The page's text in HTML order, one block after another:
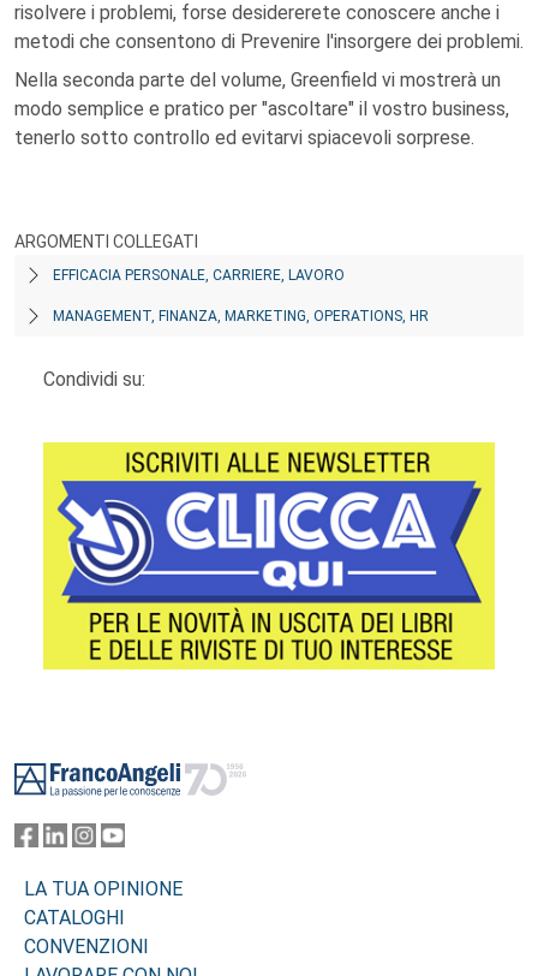
risolvere i problemi, forse desidererete conoscere anche i
metodi che consentono di Prevenire l'insorgere dei problemi.
Nella seconda parte del volume, Greenfield vi mostrerà un
modo semplice e pratico per "ascoltare" il vostro business,
tenerlo sotto controllo ed evitarvi spiacevoli sorprese.
ARGOMENTI COLLEGATI
EFFICACIA PERSONALE, CARRIERE, LAVORO
MANAGEMENT, FINANZA, MARKETING, OPERATIONS, HR
Condividi su:
LA TUA OPINIONE
CATALOGHI
CONVENZIONI